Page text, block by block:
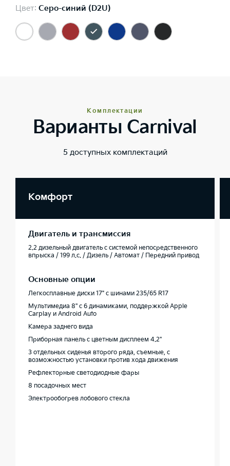
Цвет: Серо-синий (D2U)
Комплектации
Варианты Carnival
5 доступных комплектаций
Комфорт
Двигатель и трансмиссия
2.2 дизельный двигатель с системой непосредственного
впрыска / 199 л.с. / Дизель / Автомат / Передний привод
Основные опции
Легкосплавные диски 17" с шинами 235/65 R17
Мультимедиа 8'' с 6 динамиками, поддержкой Apple
Carplay и Android Auto
Камера заднего вида
Приборная панель c цветным дисплеем 4.2''
3 отдельных сиденья второго ряда, съемные, с
возможностью установки против хода движения
Рефлекторные светодиодные фары
8 посадочных мест
Электрообогрев лобового стекла